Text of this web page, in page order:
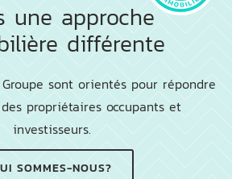
une approche
différente
sont orientés pour répondre
propriétaires occupants et
investisseurs.
SOMMES-NOUS?